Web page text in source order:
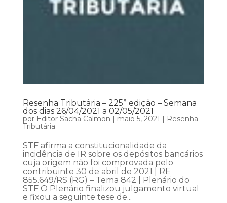
Resenha Tributária – 225ª edição – Semana
dos dias 26/04/2021 a 02/05/2021
por Editor Sacha Calmon maio 5, 2021
Resenha
Tributária
STF afirma a constitucionalidade da
incidência de IR sobre os depósitos bancários
cuja origem não foi comprovada pelo
contribuinte 30 de abril de 2021 | RE
855.649/RS (RG) – Tema 842 | Plenário do
STF O Plenário finalizou julgamento virtual
e fixou a seguinte tese de...